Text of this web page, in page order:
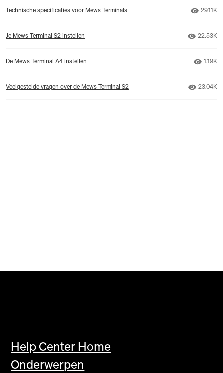
Technische specificaties voor Mews Terminals Aantal
29.11K
Je Mews Terminal S2 instellen Aantal
22.53K
De Mews Terminal A4 instellen Aantal
1.19K
Veelgestelde vragen over de Mews Terminal S2 Aantal
23.04K
Help Center Home
Onderwerpen